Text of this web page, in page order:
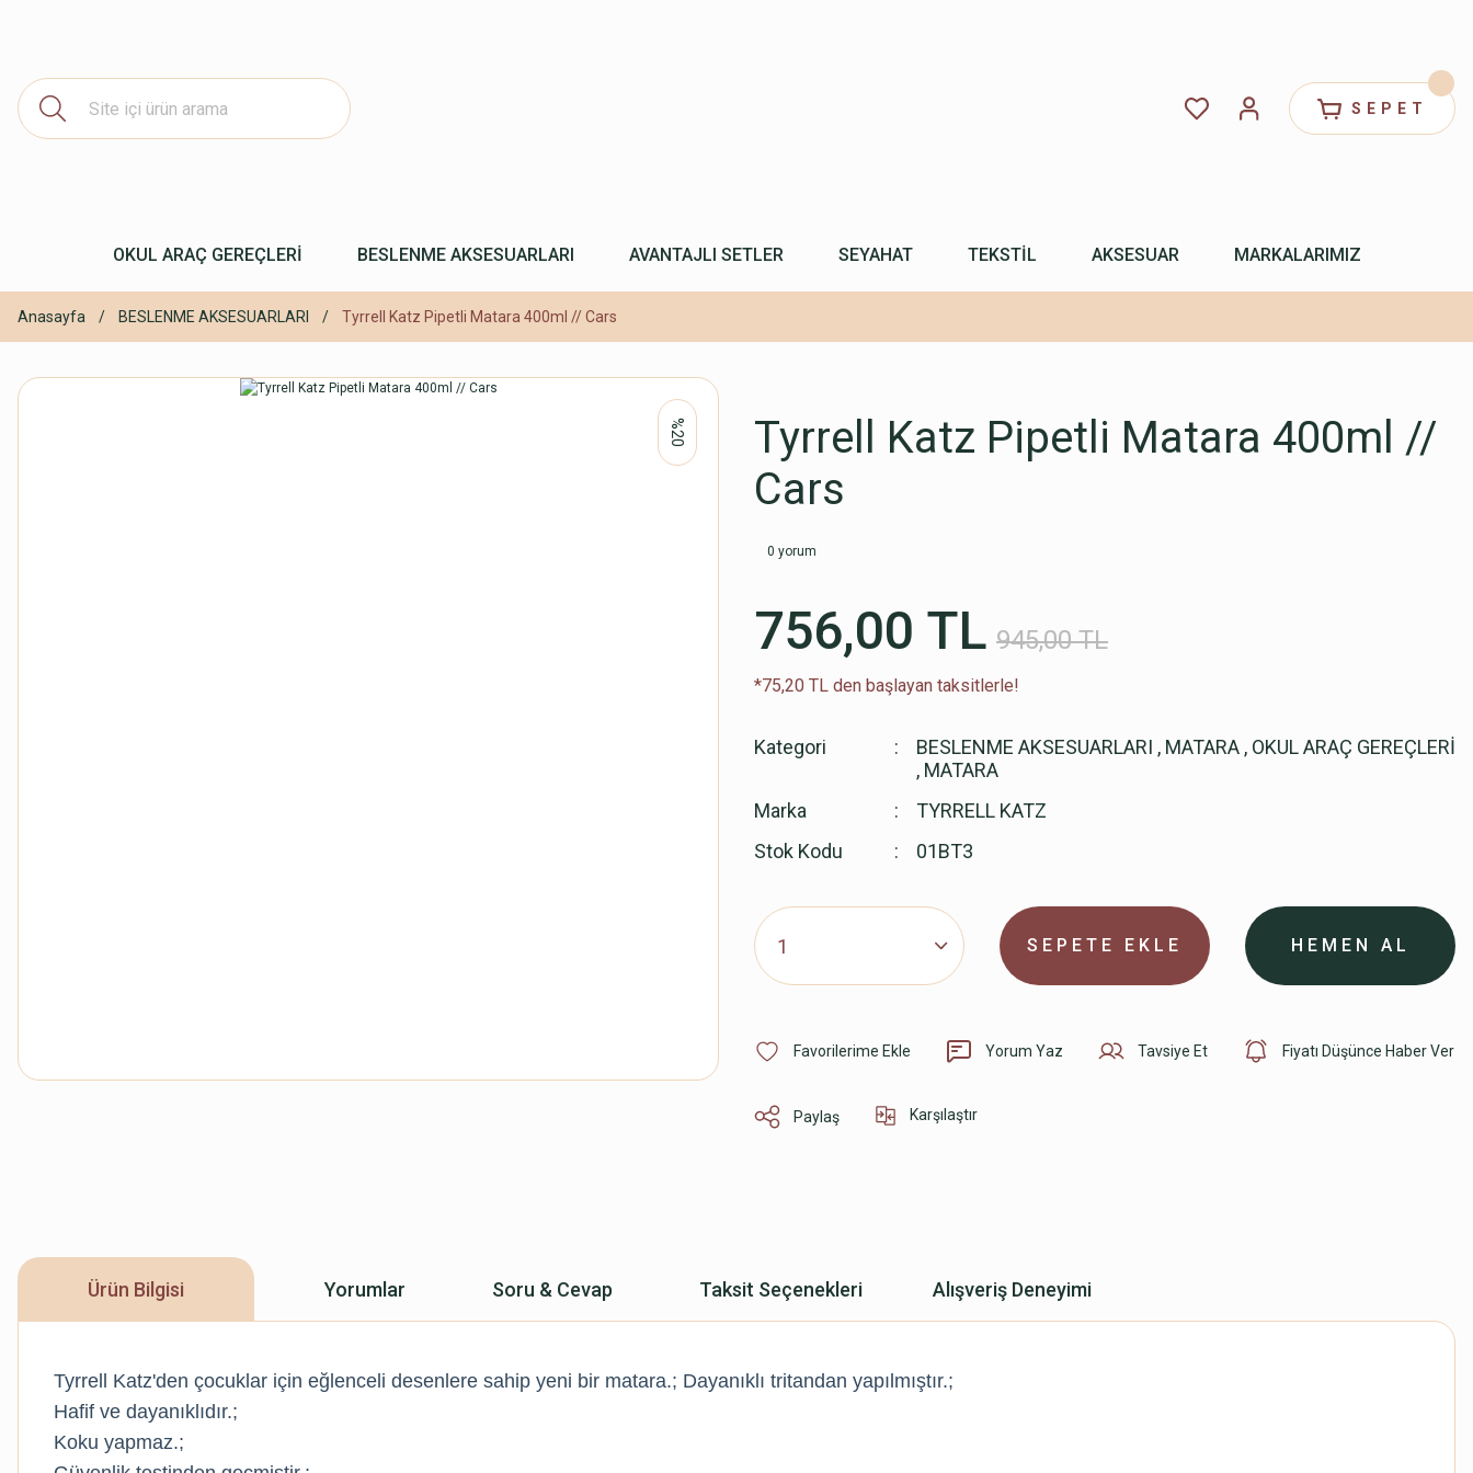
SEPET
OKUL ARAÇ GEREÇLERİ BESLENME AKSESUARLARI AVANTAJLI SETLER SEYAHAT TEKSTİL AKSESUAR MARKALARIMIZ
Anasayfa BESLENME AKSESUARLARI Tyrrell Katz Pipetli Matara 400ml // Cars
%20
Tyrrell Katz Pipetli Matara 400ml //
Cars
0 yorum
756,00 TL 945,00 TL
*75,20 TL den başlayan taksitlerle!
Kategori BESLENME AKSESUARLARI , MATARA , OKUL ARAÇ GEREÇLERİ
, MATARA
Marka
TYRRELL KATZ
Stok Kodu
01BT3
SEPETE EKLE HEMEN AL
Yorum Yaz Tavsiye Et Fiyatı Düşünce Haber Ver
Paylaş Karşılaştır
Ürün Bilgisi Yorumlar Soru & Cevap Taksit Seçenekleri Alışveriş Deneyimi
Tyrrell Katz'den çocuklar için eğlenceli desenlere sahip yeni bir matara.; Dayanıklı tritandan yapılmıştır.;
Hafif ve dayanıklıdır.;
Koku yapmaz.;